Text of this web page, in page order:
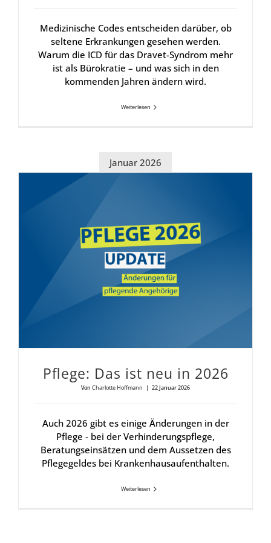
Medizinische Codes entscheiden darüber, ob
seltene Erkrankungen gesehen werden.
Warum die ICD für das Dravet-Syndrom mehr
ist als Bürokratie – und was sich in den
kommenden Jahren ändern wird.
Weiterlesen
Januar 2026
Pfle­ge: Das ist neu in 2026
Von Charlotte Hoffmann | 22 Januar 2026
Auch 2026 gibt es einige Änderungen in der
Pflege - bei der Verhinderungspflege,
Beratungseinsätzen und dem Aussetzen des
Pflegegeldes bei Krankenhausaufenthalten.
Weiterlesen